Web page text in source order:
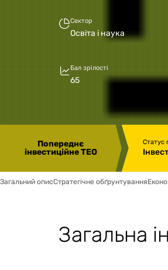
Сектор
Освіта і наука
Бал зрілості
65
Попереднє
інвестиційне ТЕО
Статус
Загальний описСтратегічне обґрунтування
Загальна